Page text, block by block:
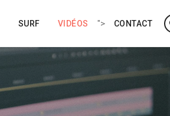
SURF VIDÉOS "> CONTACT